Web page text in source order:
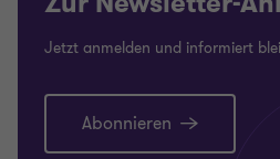
2
Jetzt anmelden und informiert
Abonnieren